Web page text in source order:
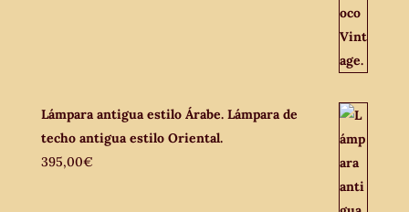
Lámpara antigua estilo Árabe. Lámpara de
techo antigua estilo Oriental.
395,00€